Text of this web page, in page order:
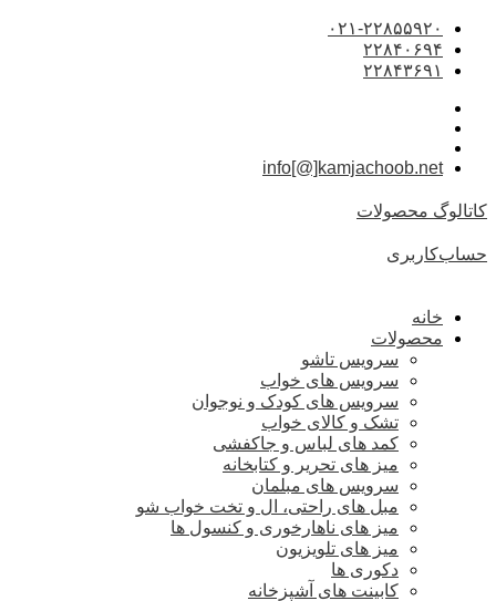
۰۲۱-۲۲۸۵۵۹۲۰
۲۲۸۴۰۶۹۴
۲۲۸۴۳۶۹۱
info[@]kamjachoob.net
کاتالوگ محصولات
حساب‌کاربری
خانه
محصولات
سرویس تاشو
سرویس های خواب
سرویس های کودک و نوجوان
تشک و کالای خواب
کمد های لباس و جاکفشی
میز های تحریر و کتابخانه
سرویس های مبلمان
مبل های راحتی، ال و تخت خواب شو
میز های ناهارخوری و کنسول ها
میز های تلویزیون
دکوری ها
کابینت های آشپزخانه